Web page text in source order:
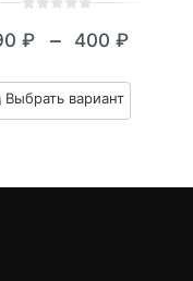
out
based
on
₽ – 400 ₽
Диапазон
цен:
290 ₽
Выбрать вариант